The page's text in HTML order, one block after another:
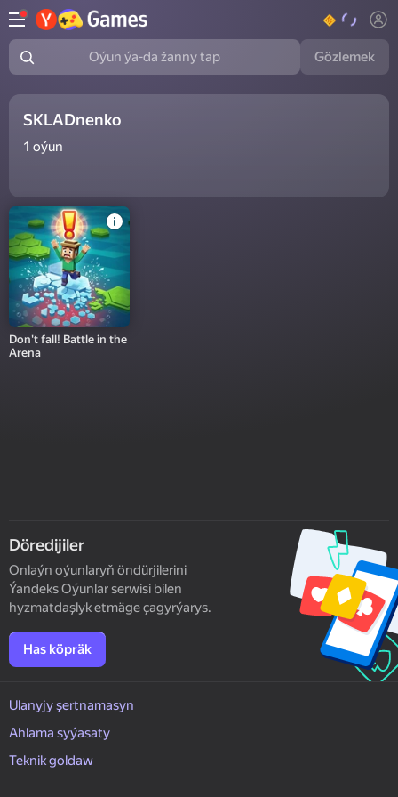
Oýun ýa-da žanny tap Gözlemek
SKLADnenko
1 oýun
Don't fall! Battle in the
Arena
Döredijiler
Onlaýn oýunlaryň öndürjilerini
Ýandeks Oýunlar serwisi bilen
hyzmatdaşlyk etmäge çagyrýarys.
Has köpräk
Ulanyjy şertnamasyn
Ahlama syýasaty
Teknik goldaw